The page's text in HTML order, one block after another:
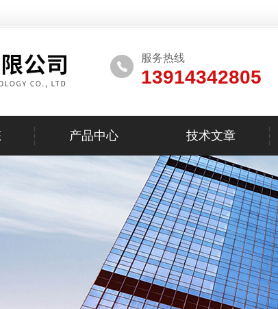
服务热线
13914342805
产品中心 技术文章